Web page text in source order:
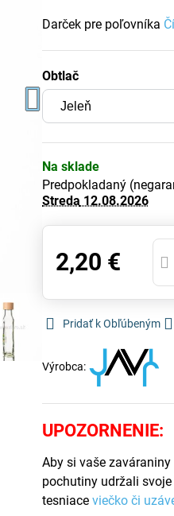
Darček pre poľovníka
Obtlač
Na sklade
Predpokladaný
Streda 12.08.2026
2,20 €
Pridať k Obľúbeným
Výrobca:
UPOZORNENIE:
Aby si vaše
pochutiny udržali
tesniaceviečko či